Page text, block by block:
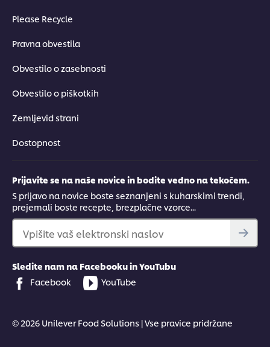
Please Recycle
Pravna obvestila
Obvestilo o zasebnosti
Obvestilo o piškotkih
Zemljevid strani
Dostopnost
Prijavite se na naše novice in bodite vedno na tekočem.
S prijavo na novice boste seznanjeni s kuharskimi trendi,
prejemali boste recepte, brezplačne vzorce...
Vpišite vaš elektronski naslov
Sledite nam na Facebooku in YouTubu
Facebook
YouTube
© 2026 Unilever Food Solutions | Vse pravice pridržane